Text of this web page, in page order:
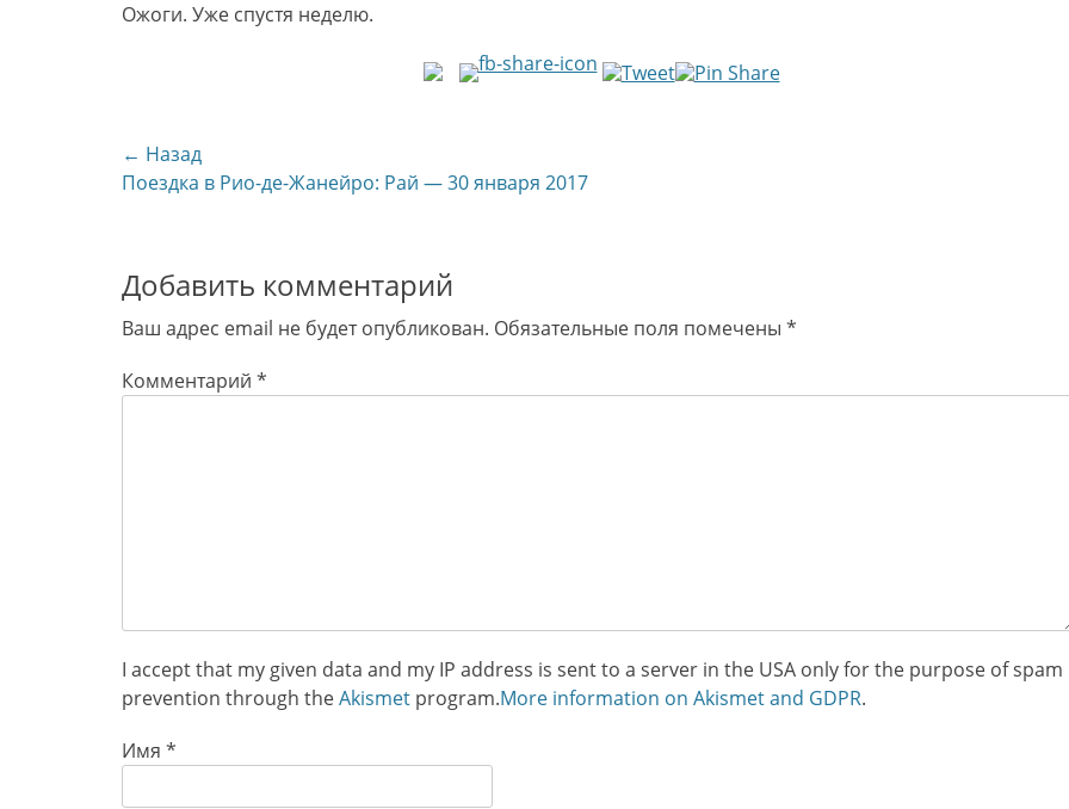
Ожоги. Уже спустя неделю.
Навигация
по
← Назад
Предыдущая
Поездка в Рио-де-Жанейро: Рай — 30 января 2017
Добавить комментарий
Ваш адрес email не будет опубликован. Обязательные поля помечены *
Комментарий *
I accept that my given data and my IP address is sent to a server in the USA only for the purpose of spam
prevention through theAkismet program.More information on Akismet and GDPR.
Имя *